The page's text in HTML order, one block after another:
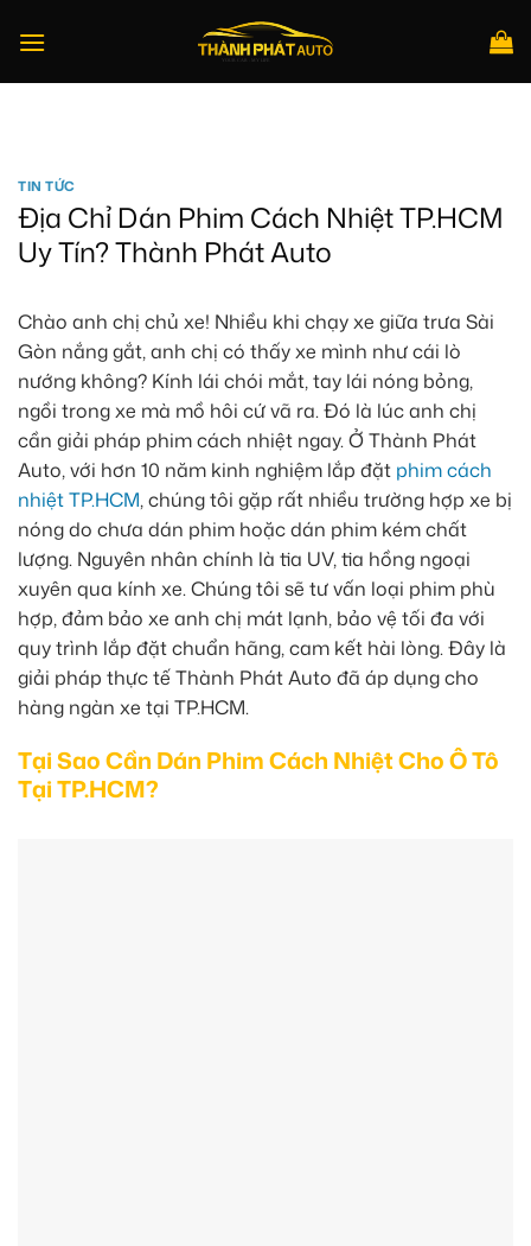
qua
TIN TỨC
Địa Chỉ Dán Phim Cách Nhiệt TP.HCM
Uy Tín? Thành Phát Auto
Chào anh chị chủ xe! Nhiều khi chạy xe giữa trưa Sài
Gòn nắng gắt, anh chị có thấy xe mình như cái lò
nướng không? Kính lái chói mắt, tay lái nóng bỏng,
ngồi trong xe mà mồ hôi cứ vã ra. Đó là lúc anh chị
cần giải pháp phim cách nhiệt ngay. Ở Thành Phát
Auto, với hơn 10 năm kinh nghiệm lắp đặt phim cách
nhiệt TP.HCM, chúng tôi gặp rất nhiều trường hợp xe bị
nóng do chưa dán phim hoặc dán phim kém chất
lượng. Nguyên nhân chính là tia UV, tia hồng ngoại
xuyên qua kính xe. Chúng tôi sẽ tư vấn loại phim phù
hợp, đảm bảo xe anh chị mát lạnh, bảo vệ tối đa với
quy trình lắp đặt chuẩn hãng, cam kết hài lòng. Đây là
giải pháp thực tế Thành Phát Auto đã áp dụng cho
hàng ngàn xe tại TP.HCM.
Tại Sao Cần Dán Phim Cách Nhiệt Cho Ô Tô
Tại TP.HCM?